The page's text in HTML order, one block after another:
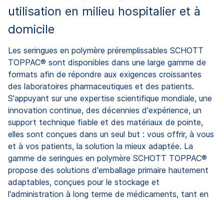
utilisation en milieu hospitalier et à
domicile
Les seringues en polymère préremplissables SCHOTT
TOPPAC® sont disponibles dans une large gamme de
formats afin de répondre aux exigences croissantes
des laboratoires pharmaceutiques et des patients.
S'appuyant sur une expertise scientifique mondiale, une
innovation continue, des décennies d'expérience, un
support technique fiable et des matériaux de pointe,
elles sont conçues dans un seul but : vous offrir, à vous
et à vos patients, la solution la mieux adaptée. La
gamme de seringues en polymère SCHOTT TOPPAC®
propose des solutions d'emballage primaire hautement
adaptables, conçues pour le stockage et
l'administration à long terme de médicaments, tant en